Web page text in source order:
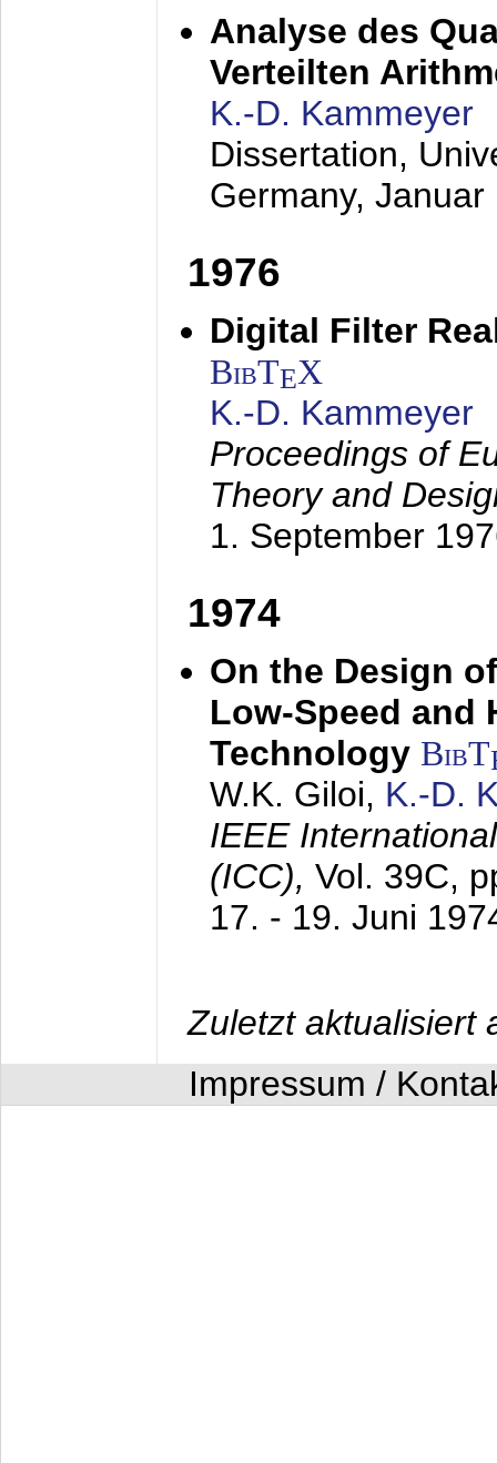
Analyse des
Verteilten
K.-D. Kammeyer
Dissertation,
Germany, Januar
1976
Digital Filter
BibTEX
K.-D. Kammeyer
Proceedings of
Theory and
1. September
1974
On the Design
Low-Speed and
Technology BibT
W.K. Giloi, K.-D.
IEEE
(ICC), Vol. 39C,
17. - 19. Juni
Zuletzt aktualisiert
Impressum /